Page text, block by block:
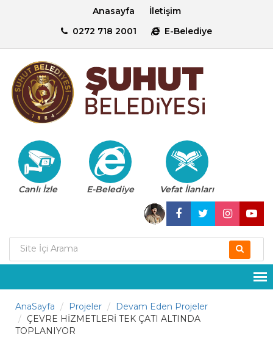
Anasayfa
İletişim
0272 718 2001
E-Belediye
Canlı İzle E-Belediye Vefat İlanları
AnaSayfa Projeler
Devam Eden Projeler
ÇEVRE HİZMETLERİ TEK ÇATI ALTINDA
TOPLANIYOR